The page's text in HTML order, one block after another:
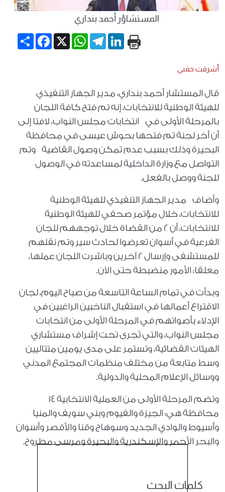
المستشاؤر أحمد بنداري
Share
Facebook X
WhatsApp
TelegramLinkedIn
أشرقت حفني
قال المستشار أحمد بنداري، مدير الجهاز التنفيذي
للهيئة الوطنية للانتخابات، إنه تم فتح كافة اللجان
بالمرحلة الأولى في انتخابات مجلس النواب، لافتا إلى
أن أخر لجنة تم فتحها بحوش عيسى في محافظة
البحيرة وذلك بسبب عدم تمكن وصول القاضية وتم
التواصل مع وزارة الداخلية لمساعدته في الوصول
للجنة ووصل بالفعل.
وأضاف مدير الجهاز التنفيذي للهيئة الوطنية
للانتخابات، خلال مؤتمر صحفي للهيئة الوطنية
للانتخابات، أن 2 من القضاة خلال توجههم للجان
الفرعية في أسوان تعرضوا لحادث سير وتم نقلهم
للمستشفى وإرسال 2 آخرين وباشرت اللجان عملها،
معلقا: الأمور منضبطة حتى الآن.
وبدأت في تمام الساعة التاسعة من صباح اليوم، لجان
الاقتراع أعمالها في استقبال الناخبين الراغبين في
الإدلاء بأصواتهم في المرحلة الأولى من انتخابات
مجلس النواب، والتي تُجرى تحت إشراف مستشاري
الهيئات القضائية، وتستمر على مدى يومين متتاليين
وسط متابعة من مختلف منظمات المجتمع المدني
ووسائل الإعلام المحلية والدولية.
وتضم المرحلة الأولى من العملية الانتخابية 14
محافظة هي: الجيزة والفيوم وبني سويف والمنيا
وأسيوط والوادي الجديد وسوهاج وقنا والأقصر وأسوان
والبحر الأحمر والإسكندرية والبحيرة ومرسى مطروح.
كلمات البحث